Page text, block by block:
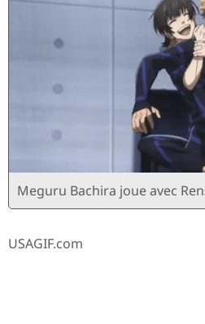
Meguru Bachira joue avec
USAGIF.com